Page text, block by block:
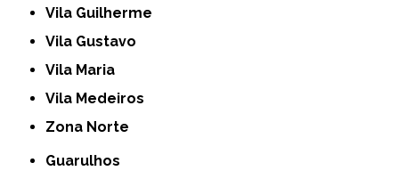
Vila Guilherme
Vila Gustavo
Vila Maria
Vila Medeiros
Zona Norte
Guarulhos